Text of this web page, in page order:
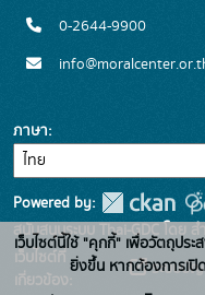
0-2644-9900
ภาษา
Powered by:
สนับสนุนระบบ Thai-GDC โดย
เว็บไซต์ที่
เกี่ยวข้อง:
ระบบบั
เว็บไซต์นี้ใช้ "คุกกี้" เพื่อวัตถุปร
ยิ่งขึ้น หากต้องการเ